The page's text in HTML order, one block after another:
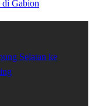
Gabion
Selatan ke